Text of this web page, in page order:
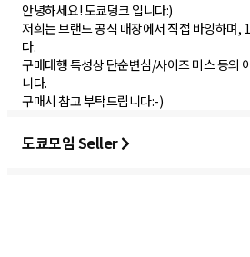
안녕하세요! 도쿄덩크 입니다:)
저희는 브랜드 공식 매장에서 직접 바잉하며,
다.
구매대행 특성상 단순변심/사이즈 미스 등의
니다.
구매시 참고 부탁드립니다:-)
도쿄모임 Seller